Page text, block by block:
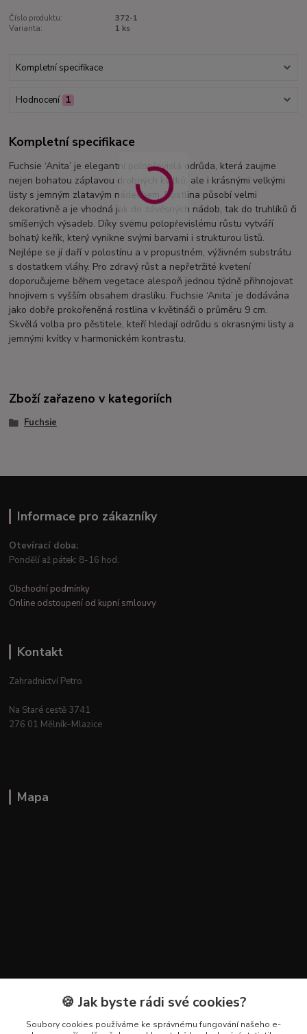
Číslo produktu:
372-1
Varianta:
1 ks
Kompletní specifikace
Hodnocení 1
Kompletní specifikace
Fuchsie ‘Anita’ je elegantní polopřevislá odrůda, která zaujme
nejen bohatou záplavou drobných kvítků, ale i krásnými velkými
listy s jemným zlatavým nádechem. Rostlina působí velmi
dekorativně a je vhodná jak do závěsných nádob, tak do truhlíků či
smíšených výsadeb. Díky svému polopřevislému růstu vytváří
bohatý keřík, který vynikne svými barvami i strukturou listů.
Nejlépe se jí daří v polostínu a v propustném, výživném substrátu
s dostatkem vláhy. Pro zdravý růst a nepřetržité kvetení
doporučujeme během vegetace alespoň jednou týdně přihnojovat
hnojivem s vyšším obsahem draslíku. Fuchsie ‘Anita’ je dodávána
jako dobře prokořeněná rostlina v květináči o průměru 9 cm.
Skvělá volba pro pěstitele, kteří hledají odrůdu s okrasnými listy a
jemnými kvítky v harmonickém kontrastu.
Zboží zařazeno v kategoriích
Fuchsie
Informace pro zákazníky
Otevírací doba:
Pondělí až pátek: 8-16 hod.
Obchodní podmínky
Online odstoupení od kupní smlouvy
Kontakt
Zahradnictví Petro
Na Staré cestě 3741
276 01 Mělník–Mlazice
Mapa
Kontakty🍪 Jak byste rádi své cookies?
Soubory cookies používáme ke správnému fungování našeho e-